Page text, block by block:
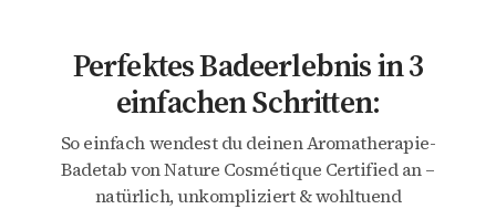
Perfektes Badeerlebnis in 3
einfachen Schritten:
So einfach wendest du deinen Aromatherapie-
Badetab von Nature Cosmétique Certified an –
natürlich, unkompliziert & wohltuend